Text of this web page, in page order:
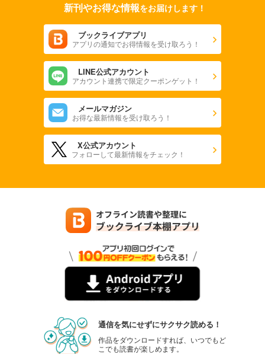
新刊やお得な情報をお届けします！
ブックライブアプリ
アプリの通知でお得情報を受け取ろう！
LINE公式アカウント
アカウント連携で限定クーポンゲット！
メールマガジン
お得な最新情報を受け取ろう！
X公式アカウント
フォローして最新情報をチェック！
通信を気にせずにサクサク読める！
作品をダウンロードすれば、いつでもど
こでも読書が楽しめます。